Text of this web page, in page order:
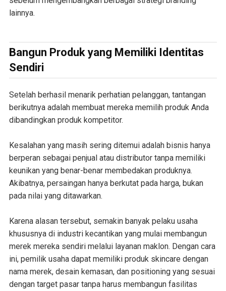
lainnya.
Bangun Produk yang Memiliki Identitas
Sendiri
Setelah berhasil menarik perhatian pelanggan, tantangan
berikutnya adalah membuat mereka memilih produk Anda
dibandingkan produk kompetitor.
Kesalahan yang masih sering ditemui adalah bisnis hanya
berperan sebagai penjual atau distributor tanpa memiliki
keunikan yang benar-benar membedakan produknya.
Akibatnya, persaingan hanya berkutat pada harga, bukan
pada nilai yang ditawarkan.
Karena alasan tersebut, semakin banyak pelaku usaha
khususnya di industri kecantikan yang mulai membangun
merek mereka sendiri melalui layanan maklon. Dengan cara
ini, pemilik usaha dapat memiliki produk skincare dengan
nama merek, desain kemasan, dan positioning yang sesuai
dengan target pasar tanpa harus membangun fasilitas